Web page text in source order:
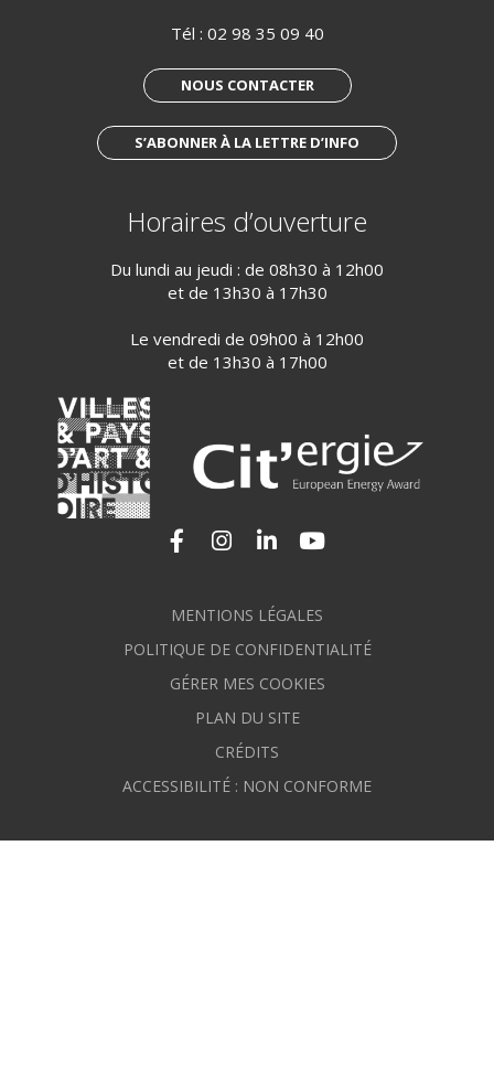
Tél : 02 98 35 09 40
NOUS CONTACTER
S’ABONNER À LA LETTRE D’INFO
Horaires d’ouverture
Du lundi au jeudi : de 08h30 à 12h00
et de 13h30 à 17h30
Le vendredi de 09h00 à 12h00
et de 13h30 à 17h00
Lien vers le compte Facebook
Lien vers le compte Instagram
Lien vers le compte
MENTIONS LÉGALES
POLITIQUE DE CONFIDENTIALITÉ
GÉRER MES COOKIES
PLAN DU SITE
CRÉDITS
ACCESSIBILITÉ : NON CONFORME